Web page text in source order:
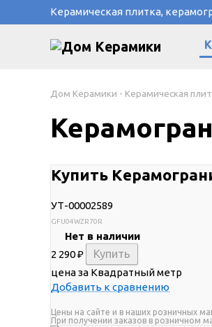
Керамическая плитка,
Дом Керамики - Керамическая
Купить
УТ-00002589
GFU04WZR70R
Нет в наличии
2 290₽
цена за Квадратный метр
Добавить к сравнению
Цены на сайте и в наших розничных
При получении заказов в розничном